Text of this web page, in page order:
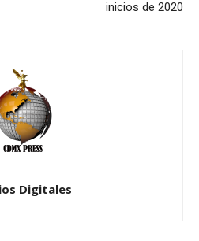
inicios de 2020
Digitales